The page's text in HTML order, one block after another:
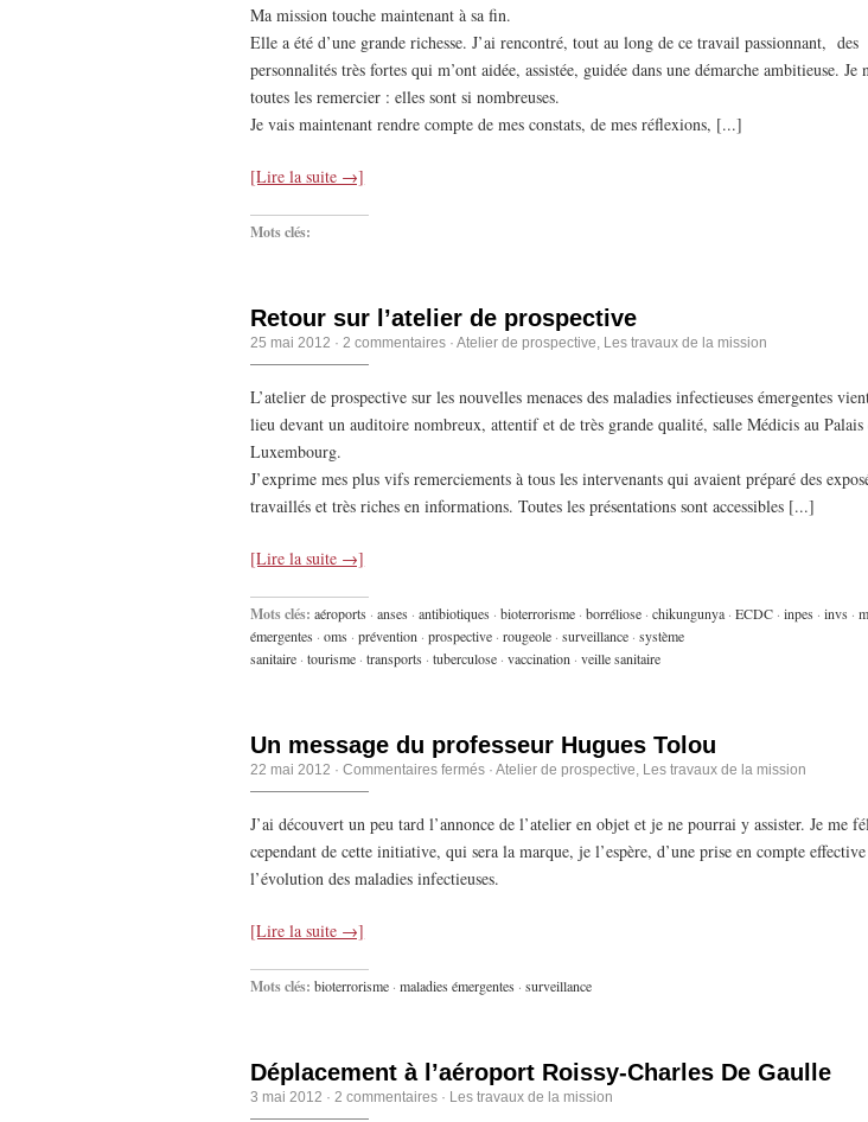
Ma mission touche maintenant à sa fin.
Elle a été d’une grande richesse. J’ai rencontré, tout au long de ce travail passionnant, des
personnalités très fortes qui m’ont aidée, assistée, guidée dans une démarche ambitieuse. Je
toutes les remercier : elles sont si nombreuses.
Je vais maintenant rendre compte de mes constats, de mes réflexions, [...]
[Lire la suite →]
Mots clés:
Retour sur l’atelier de prospective
25 mai 2012 ·2 commentaires ·Atelier de prospective, Les travaux de la mission
L’atelier de prospective sur les nouvelles menaces des maladies infectieuses émergentes
lieu devant un auditoire nombreux, attentif et de très grande qualité, salle Médicis au Palais
Luxembourg.
J’exprime mes plus vifs remerciements à tous les intervenants qui avaient préparé des
travaillés et très riches en informations. Toutes les présentations sont accessibles [...]
[Lire la suite →]
Mots clés: aéroports · anses · antibiotiques · bioterrorisme · borréliose · chikungunya · ECDC · inpes · invs ·
émergentes · oms · prévention · prospective · rougeole · surveillance · système
sanitaire · tourisme · transports · tuberculose · vaccination · veille sanitaire
Un message du professeur Hugues Tolou
22 mai 2012 ·Commentaires fermés ·Atelier de prospective, Les travaux de la mission
J’ai découvert un peu tard l’annonce de l’atelier en objet et je ne pourrai y assister. Je me
cependant de cette initiative, qui sera la marque, je l’espère, d’une prise en compte
l’évolution des maladies infectieuses.
[Lire la suite →]
Mots clés: bioterrorisme · maladies émergentes · surveillance
Déplacement à l’aéroport Roissy-Charles De Gaulle
3 mai 2012 · 2 commentaires · Les travaux de la mission